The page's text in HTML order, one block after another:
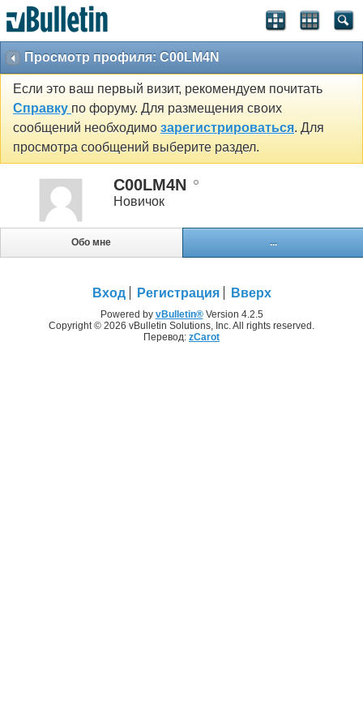
Просмотр профиля: C00LM4N
Если это ваш первый визит, рекомендуем почитать
Справку по форуму. Для размещения своих
сообщений необходимо зарегистрироваться. Для
просмотра сообщений выберите раздел.
C00LM4N
Новичок
Обо мне ...
Вход Регистрация Вверх
Powered by vBulletin®Version 4.2.5
Copyright © 2026 vBulletin Solutions, Inc. All rights reserved.
Перевод: zCarot